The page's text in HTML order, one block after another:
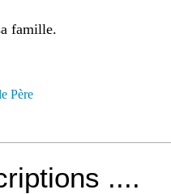
famille.
Père
....